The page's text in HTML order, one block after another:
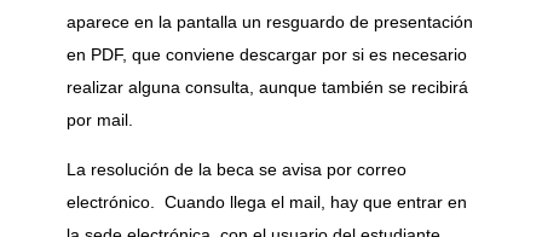
aparece en la pantalla un resguardo de presentación
en PDF, que conviene descargar por si es necesario
realizar alguna consulta, aunque también se recibirá
por mail.
La resolución de la beca se avisa por correo
electrónico. Cuando llega el mail, hay que entrar en